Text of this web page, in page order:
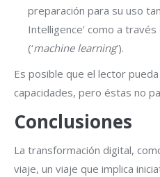
preparación para su uso
Intelligence’ como a
(‘machine learning‘).
Es posible que el lector
capacidades, pero éstas no
Conclusiones
La transformación digital,
viaje, un viaje que implica